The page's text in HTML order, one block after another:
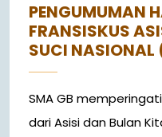
PENGUMUMAN
FRANSISKUS
SUCI NASIONAL
SMA GB
dari Asisi dan Bulan